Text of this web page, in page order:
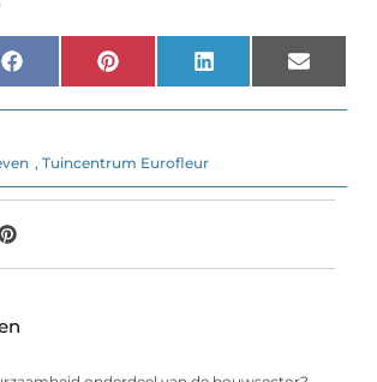
FacebookPinterest LinkedIn Email
, Tuincentrum Eurofleur